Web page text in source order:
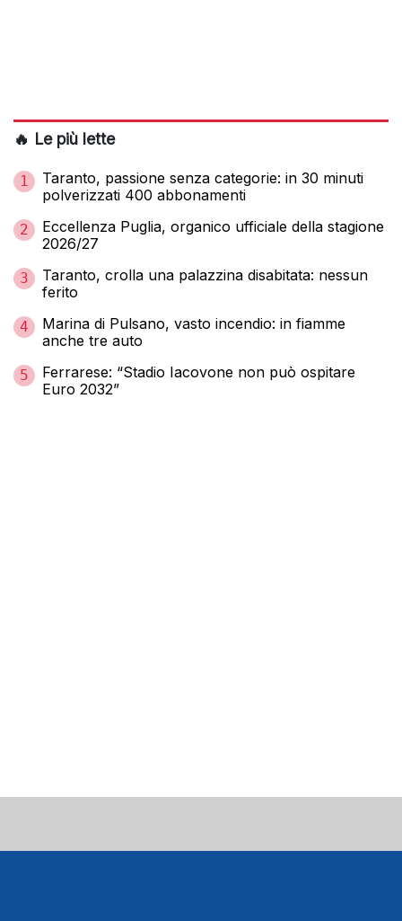
🔥 Le più lette
1
Taranto, passione senza categorie: in 30 minuti
polverizzati 400 abbonamenti
2
Eccellenza Puglia, organico ufficiale della stagione
2026/27
3
Taranto, crolla una palazzina disabitata: nessun
ferito
4
Marina di Pulsano, vasto incendio: in fiamme
anche tre auto
5
Ferrarese: “Stadio Iacovone non può ospitare
Euro 2032”